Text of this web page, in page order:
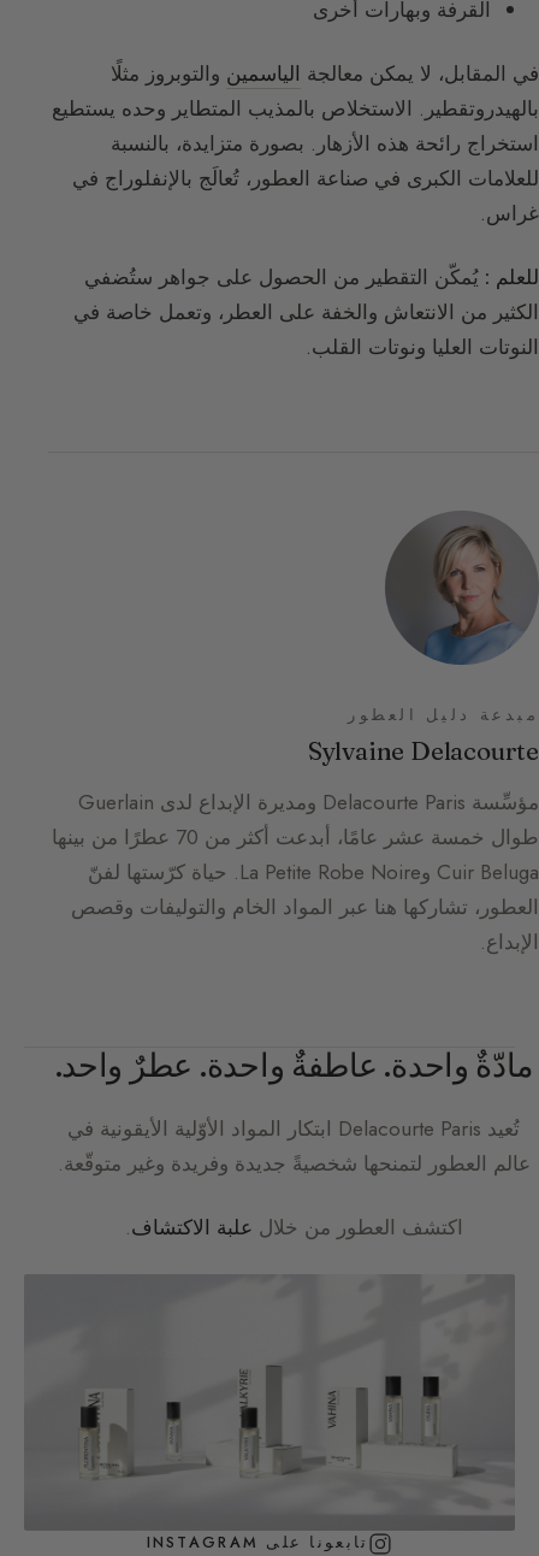
القرفة وبهارات أخرى
في المقابل، لا يمكن معالجة الياسمين والتوبروز مثلًا
بالهيدروتقطير. الاستخلاص بالمذيب المتطاير وحده يستطيع
استخراج رائحة هذه الأزهار. بصورة متزايدة، بالنسبة
للعلامات الكبرى في صناعة العطور، تُعالَج بالإنفلوراج في
غراس.
للعلم : يُمكّن التقطير من الحصول على جواهر ستُضفي
الكثير من الانتعاش والخفة على العطر، وتعمل خاصة في
النوتات العليا ونوتات القلب.
مبدعة دليل العطور
Sylvaine Delacourte
مؤسِّسة Delacourte Paris ومديرة الإبداع لدى Guerlain
طوال خمسة عشر عامًا، أبدعت أكثر من 70 عطرًا من بينها
Cuir Beluga وLa Petite Robe Noire. حياة كرّستها لفنّ
العطور، تشاركها هنا عبر المواد الخام والتوليفات وقصص
الإبداع.
مادّةٌ واحدة. عاطفةٌ واحدة. عطرٌ واحد.
تُعيد Delacourte Paris ابتكار المواد الأوّلية الأيقونية في
عالم العطور لتمنحها شخصيةً جديدة وفريدة وغير متوقّعة.
اكتشف العطور من خلال علبة الاكتشاف.
تابعونا على INSTAGRAM